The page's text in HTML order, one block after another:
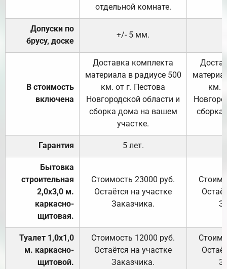
отдельной комнате.
Допуски по
брусу, доске
+/- 5 мм.
В стоимость
включена
Доставка комплекта
материала в радиусе 500
км. от г. Пестова
Новгородской области и
сборка дома на вашем
участке.
км.
Гарантия 5 лет.
Бытовка
строительная
2,0х3,0 м.
каркасно-
щитовая.
Стоимость 23000 руб.
Остаётся на участке
Заказчика.
Туалет 1,0х1,0
м. каркасно-
щитовой.
Стоимость 12000 руб.
Остаётся на участке
Заказчика.